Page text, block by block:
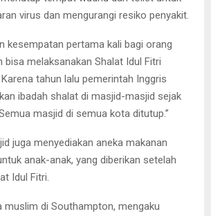
virus dan mengurangi resiko penyakit.
kesempatan pertama kali bagi orang
melaksanakan Shalat Idul Fitri
tahun lalu pemerintah Inggris
ibadah shalat di masjid-masjid sejak
masjid di semua kota ditutup.”
juga menyediakan aneka makanan
anak-anak, yang diberikan setelah
Idul Fitri.
muslim di Southampton, mengaku